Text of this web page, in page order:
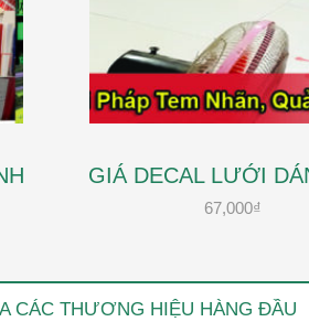
GIÁ DECAL LƯỚI
67,000₫
CÁC THƯƠNG HIỆU HÀNG ĐẦU